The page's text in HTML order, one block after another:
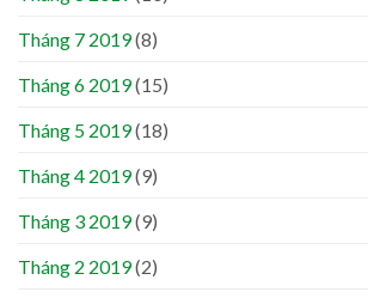
Tháng 7 2019(8)
Tháng 6 2019(15)
Tháng 5 2019(18)
Tháng 4 2019(9)
Tháng 3 2019(9)
Tháng 2 2019(2)